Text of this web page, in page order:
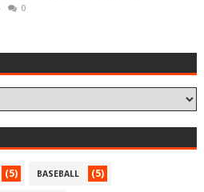
0
(5) BASEBALL (5)